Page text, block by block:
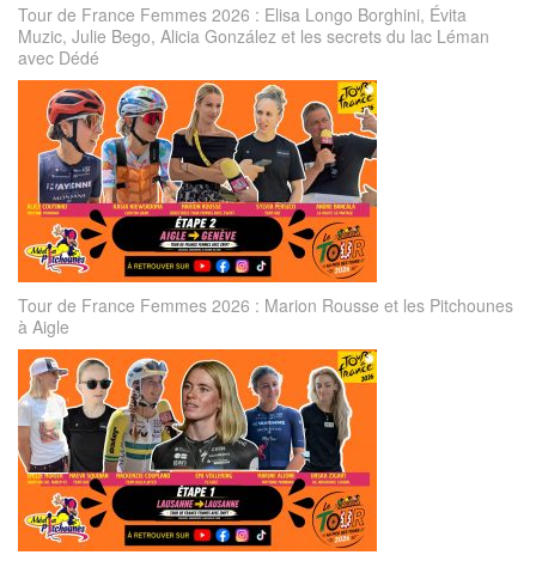
Tour de France Femmes 2026 : Elisa Longo Borghini, Évita
Muzic, Julie Bego, Alicia González et les secrets du lac Léman
avec Dédé
Tour de France Femmes 2026 : Marion Rousse et les Pitchounes
à Aigle